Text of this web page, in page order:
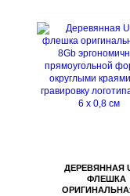
ДЕРЕВЯННАЯ
ФЛЕШКА